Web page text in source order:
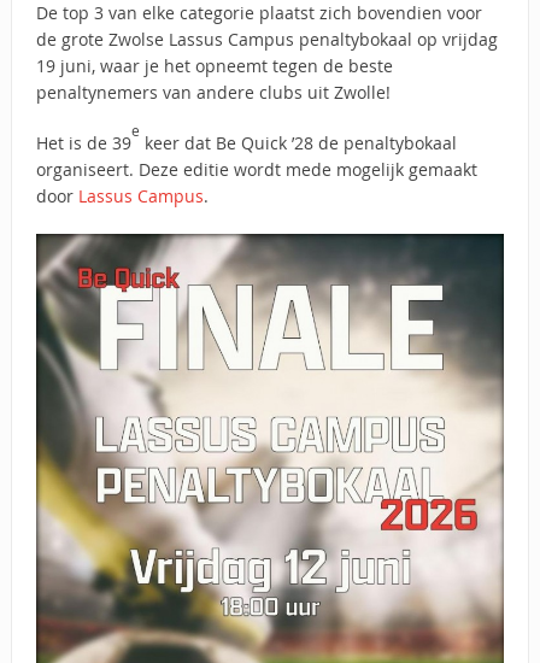
De top 3 van elke categorie plaatst zich bovendien voor
de grote Zwolse Lassus Campus penaltybokaal op vrijdag
19 juni, waar je het opneemt tegen de beste
penaltynemers van andere clubs uit Zwolle!
Het is de 39
e
keer dat Be Quick ’28 de penaltybokaal
organiseert. Deze editie wordt mede mogelijk gemaakt
door Lassus Campus.